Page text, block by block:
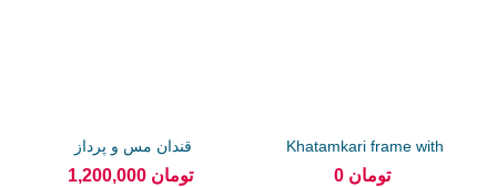
قندان مس و پرداز
1,200,000 تومان
Khatamkari frame with
triplet...
0 تومان